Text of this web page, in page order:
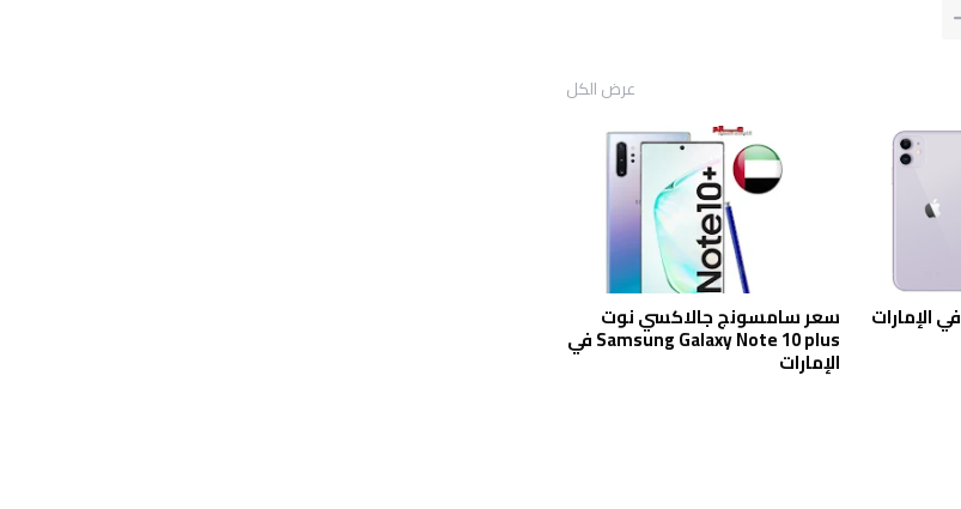
عرض الكل
سعر آيفون iPhone 11 في الإمارات سعر سامسونج جالاكسي نوت
Samsung Galaxy Note 10 plus في
الإمارات